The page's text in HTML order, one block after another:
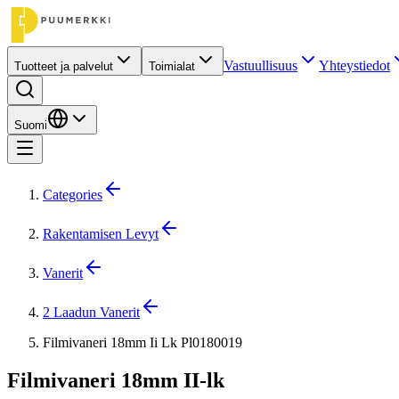
Tuotteet ja palvelut Toimialat Vastuullisuus Yhteystiedot
Suomi
Categories
Rakentamisen Levyt
Vanerit
2 Laadun Vanerit
Filmivaneri 18mm Ii Lk Pl0180019
Filmivaneri 18mm II-lk